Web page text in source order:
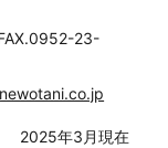
23-
2025年3月現在